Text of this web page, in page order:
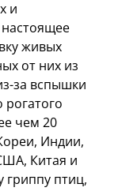
и
живых
от них из
за вспышки
рогатого
чем 20
Индии,
Китая и
птиц,